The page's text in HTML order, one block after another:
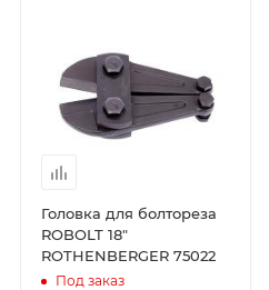
Головка для болтореза
ROBOLT 18"
ROTHENBERGER 75022
Под заказ